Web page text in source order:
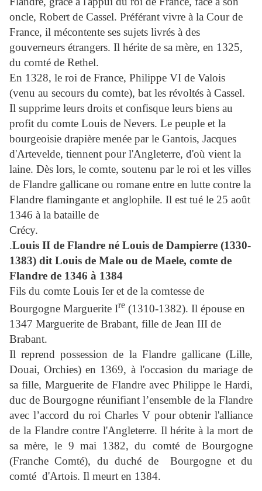
oncle, Robert de Cassel. Préférant vivre à la Cour de
France, il mécontente ses sujets livrés à des
gouverneurs étrangers. Il hérite de sa mère, en 1325,
du comté de Rethel.
En 1328, le roi de France, Philippe VI de Valois
(venu au secours du comte), bat les révoltés à Cassel.
Il supprime leurs droits et confisque leurs biens au
profit du comte Louis de Nevers. Le peuple et la
bourgeoisie drapière menée par le Gantois, Jacques
d'Artevelde, tiennent pour l'Angleterre, d'où vient la
laine. Dès lors, le comte, soutenu par le roi et les villes
de Flandre gallicane ou romane entre en lutte contre la
Flandre flamingante et anglophile. Il est tué le 25 août
1346 à la bataille de
Crécy.
.Louis II de Flandre né Louis de Dampierre (1330-
1383) dit Louis de Male ou de Maele, comte de
Flandre de 1346 à 1384
Fils du comte Louis Ier et de la comtesse de
Bourgogne Marguerite Ire (1310-1382). Il épouse en
1347 Marguerite de Brabant, fille de Jean III de
Brabant.
Il reprend possession de la Flandre gallicane (Lille,
Douai, Orchies) en 1369, à l'occasion du mariage de
sa fille, Marguerite de Flandre avec Philippe le Hardi,
duc de Bourgogne réunifiant l’ensemble de la Flandre
avec l’accord du roi Charles V pour obtenir l'alliance
de la Flandre contre l'Angleterre. Il hérite à la mort de
sa mère, le 9 mai 1382, du comté de Bourgogne
(Franche Comté), du duché de Bourgogne et du
comté d'Artois. Il meurt en 1384.